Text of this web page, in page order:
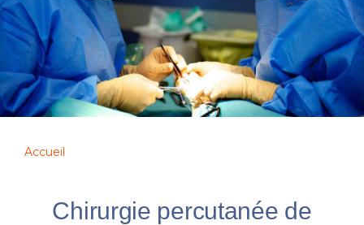
Accueil
Chirurgie percutanée de